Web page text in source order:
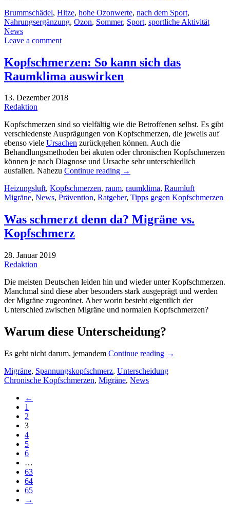
Brummschädel, Hitze, hohe Ozonwerte, nach dem Sport,
Nahrungsergänzung, Ozon, Sommer, Sport, sportliche Aktivität
News
Leave a comment
Kopfschmerzen: So kann sich das
Raumklima auswirken
13. Dezember 2018
Redaktion
Kopfschmerzen sind so vielfältig wie die Betroffenen selbst. Es gibt
verschiedenste Ausprägungen von Kopfschmerzen, die jeweils auf
ebenso viele Ursachen zurückgehen können. Auch die
Behandlungsmethoden bei akuten oder chronischen Kopfschmerzen
können je nach Diagnose und Ursache sehr unterschiedlich
ausfallen. Nahezu Continue reading →
Heizungsluft, Kopfschmerzen, raum, raumklima, Raumluft
Migräne, News, Prävention, Ratgeber, Tipps gegen Kopfschmerzen
Was schmerzt denn da? Migräne vs.
Kopfschmerz
28. Januar 2019
Redaktion
Die meisten Deutschen leiden hin und wieder unter Kopfschmerzen.
Manchmal sind diese aber besonders stark ausgeprägt und werden
der Migräne zugeordnet. Aber worin besteht eigentlich der
Unterschied zwischen Migräne und normalen Kopfschmerzen?
Warum diese Unterscheidung?
Es geht nicht darum, jemandem Continue reading →
Migräne, Spannungskopfschmerz, Unterscheidung
Chronische Kopfschmerzen, Migräne, News
←
1
2
3
4
5
6
…
63
64
65
→